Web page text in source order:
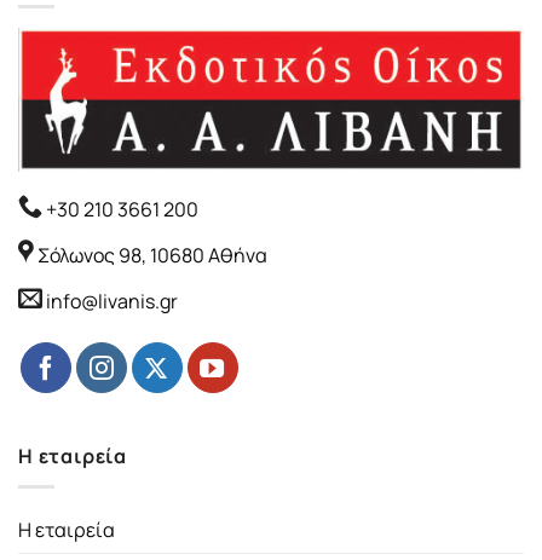
+30 210 3661 200
Σόλωνος 98, 10680 Αθήνα
info@livanis.gr
Η εταιρεία
Η εταιρεία